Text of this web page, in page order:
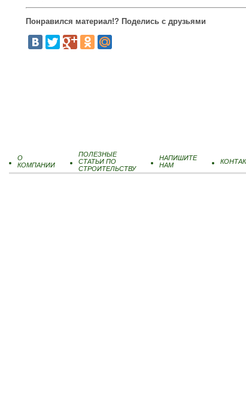
Понравился материал!? Поделись с друзьями
О
КОМПАНИИ
ПОЛЕЗНЫЕ
СТАТЬИ ПО
СТРОИТЕЛЬСТВУ
НАПИШИТЕ
НАМ